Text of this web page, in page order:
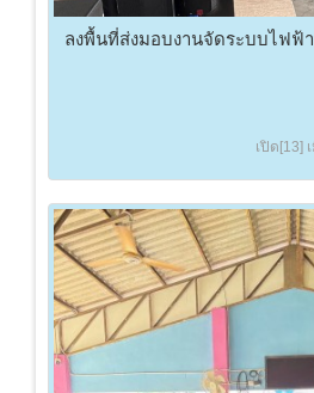
ลงพื้นที่ส่งมอบงานจัดระบบไฟฟ้
เปิด[13]